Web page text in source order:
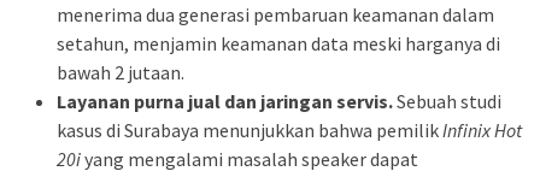
menerima dua generasi pembaruan keamanan dalam
setahun, menjamin keamanan data meski harganya di
bawah 2 jutaan.
Layanan purna jual dan jaringan servis.Sebuah studi
kasus di Surabaya menunjukkan bahwa pemilikInfinix Hot
20iyang mengalami masalah speaker dapat